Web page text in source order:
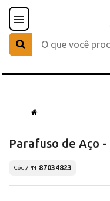
Parafuso de Aço -
Cód./PN 87034823